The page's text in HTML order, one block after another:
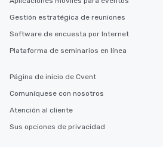
Gestión estratégica de reuniones
Software de encuesta por Internet
Plataforma de seminarios en línea
Página de inicio de Cvent
Comuníquese con nosotros
Atención al cliente
Sus opciones de privacidad